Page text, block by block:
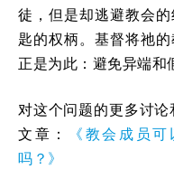
徒，但是却逃避教会
匙的权柄。基督将祂
正是为此：避免异端和
对这个问题的更多讨
文章：
《教会成员
吗？》